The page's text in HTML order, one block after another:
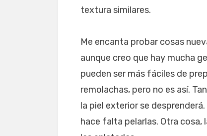
textura similares.
Me encanta probar cosas
aunque creo que hay mucha
pueden ser más fáciles de
remolachas, pero no es así.
la piel exterior se
hace falta pelarlas. Otra cosa,